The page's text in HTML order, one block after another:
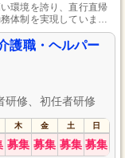
環境を誇り、直行直帰
体制を実現していま
を支える重要な役割を
研修を有する方であれ
先輩スタッフがしっか
。
護職・ヘルパー
研修、初任者研修
木 金 土 日
募集 募集 募集 募集